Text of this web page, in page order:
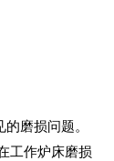
磨损问题。
工作炉床磨损